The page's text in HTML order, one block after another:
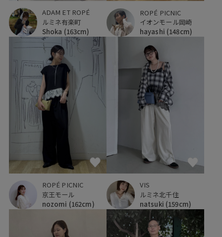
ADAM ET ROPÉ
ルミネ有楽町
Shoka (163cm)
ROPÉ PICNIC
イオンモール岡崎
hayashi (148cm)
ROPÉ PICNIC
京王モール
nozomi (162cm)
VIS
ルミネ北千住
natsuki (159cm)